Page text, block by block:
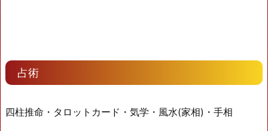
占術
四柱推命・タロットカード・気学・風水(家相)・手相